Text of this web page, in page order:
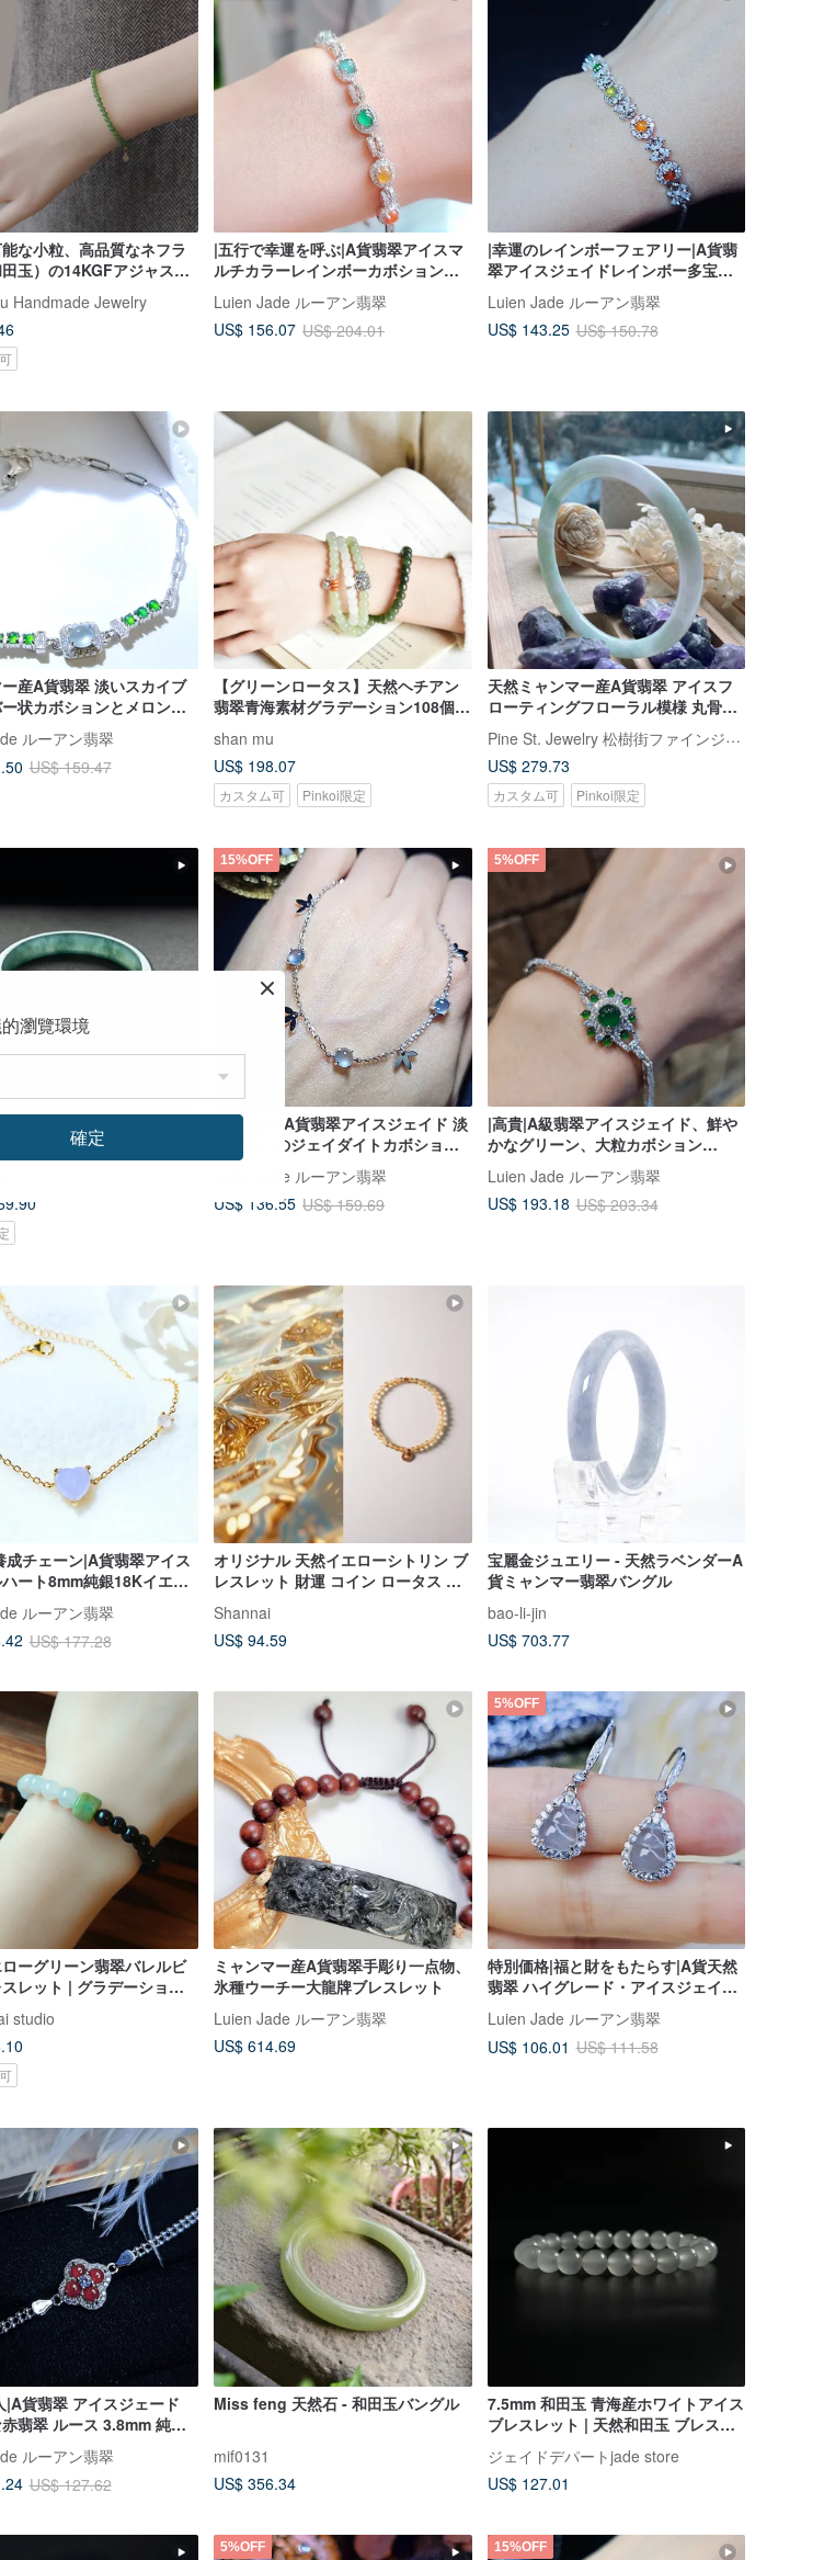
な小粒、高品質なネフラ
玉）の14KGFアジャスタ
ット | 日常使いの重ね付
Handmade Jewelry
|五行で幸運を呼ぶ|A貨翡翠アイスマ
ルチカラーレインボーカボション
5mm 純銀18KGP豪華セッティングブ
レスレット
Luien Jade ルーアン翡翠
US$ 156.07 US$ 204.01
|幸運のレインボーフェアリー|A貨翡
翠アイスジェイドレインボー多宝カ
ボション 3mm SV925 18KGP フェア
リーブレスレット
Luien Jade ルーアン翡翠
US$ 143.25 US$ 150.78
産A貨翡翠 淡いスカイブ
状カボションとメロン型
ンガラスカボションをあ
銀製ブレスレット
ルーアン翡翠
US$ 159.47
【グリーンロータス】天然ヘチアン
翡翠青海素材グラデーション108個の
古い形のビーズ数珠数珠ロザリオブ
レスレットブレスレット
shan mu
US$ 198.07
カスタム可 Pinkoi限定
天然ミャンマー産A貨翡翠 アイスフ
ローティングフローラル模様 丸骨バ
ングル 美人バングル
Pine St. Jewelry 松樹街ファインジュエリー
US$ 279.73
カスタム可 Pinkoi限定
ーウォーター翡翠バングル
15%OFF
|藍剛女神|A貨翡翠アイスジェイド 淡
いブルーのジェイダイトカボション
5mm 18Kメッキ純銀製 ハートモチー
フブレスレット
Luien Jade ルーアン翡翠
US$ 136.55 US$ 159.69
5%OFF
|高貴|A級翡翠アイスジェイド、鮮や
かなグリーン、大粒カボション
6.5mm スターリングシルバー18Kメ
ッキ、上品な多連ブレスレット
Luien Jade ルーアン翡翠
US$ 193.18 US$ 203.34
成チェーン|A貨翡翠アイス
ート8mm純銀18Kイエロ
メッキシンプルブレスレ
ルーアン翡翠
US$ 177.28
オリジナル 天然イエローシトリン ブ
レスレット 財運 コイン ロータス 手
作りブレスレット
Shannai
US$ 94.59
宝麗金ジュエリー - 天然ラベンダーA
貨ミャンマー翡翠バングル
bao-li-jin
US$ 703.77
ーグリーン翡翠バレルビ
レット | グラデーション
翠ビーズ・サンダルウッ
studio
ミャンマー産A貨翡翠手彫り一点物、
氷種ウーチー大龍牌ブレスレット
Luien Jade ルーアン翡翠
US$ 614.69
5%OFF
特別価格|福と財をもたらす|A貨天然
翡翠 ハイグレード・アイスジェイド
艶やかなブルーのひょうたん型
8.9mm スターリングシルバー18KGP
優美なピアスフック
Luien Jade ルーアン翡翠
US$ 106.01 US$ 111.58
|A貨翡翠 アイスジェード
翡翠 ルース 3.8mm 純銀
キ クローバーモチーフ ブ
ルーアン翡翠
US$ 127.62
Miss feng 天然石 - 和田玉バングル
mif0131
US$ 356.34
7.5mm 和田玉 青海産ホワイトアイス
ブレスレット | 天然和田玉 ブレスレ
ジェイドデパートjade store
US$ 127.01
5%OFF 15%OFF
瀏覽環境
確定